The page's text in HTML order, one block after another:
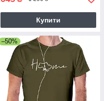
Купити
–50%